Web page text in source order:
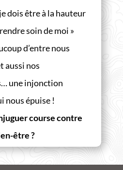
dois être à la hauteur
soin de moi »
d’entre nous
aussi nos
une injonction
nous épuise !
course contre
être ?